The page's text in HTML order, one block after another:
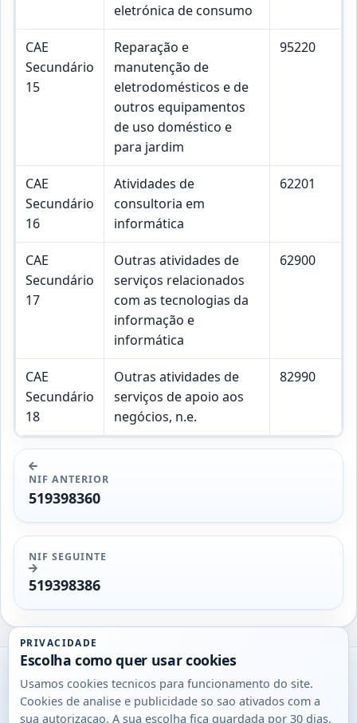
eletrónica de consumo
CAE
Secundário
15
Reparação e
manutenção de
eletrodomésticos e de
outros equipamentos
de uso doméstico e
para jardim
95220
CAE
Secundário
16
Atividades de
consultoria em
informática
62201
CAE
Secundário
17
Outras atividades de
serviços relacionados
com as tecnologias da
informação e
informática
62900
CAE
Secundário
18
Outras atividades de
serviços de apoio aos
negócios, n.e.
82990
NIF ANTERIOR
519398360
NIF SEGUINTE
519398386
Utils
DB
Consultas
PRIVACIDADE
Escolha como quer usar cookies
Usamos cookies tecnicos para funcionamento do site.
Cookies de analise e publicidade so sao ativados com a
sua autorizacao. A sua escolha fica guardada por 30 dias.